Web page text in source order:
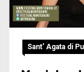
Sant' Agata di